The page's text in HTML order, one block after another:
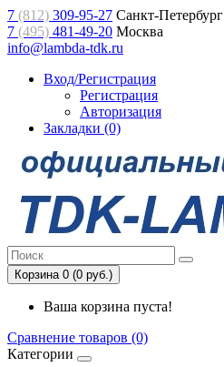
7 (812) 309-95-27 Санкт-Петербург
7 (495) 481-49-20 Москва
info@lambda-tdk.ru
Вход/Регистрация
Регистрация
Авторизация
Закладки (0)
Корзина 0 (0 руб.)
Ваша корзина пуста!
Сравнение товаров (0)
Категории